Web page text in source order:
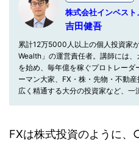
株式会社インベス
吉田健吾
累計12万5000人以上の個人投資家
Wealth」の運営責任者。講師には
を始め、毎年億を稼ぐプロトレーダ
ーマン大家、FX・株・先物・不動
広く精通する大分の投資家など、一
FXは株式投資のように